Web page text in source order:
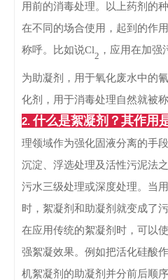
用前的消毒处理。
以上药剂的
在不同的场合使用，起到的作
称呼。比如说Cl
2
，应用在加
为助凝剂，用于氧化废水中的
化剂，用于消毒处理自然就被称
2.什么是絮凝剂？其作用
理领域作为强化固液分离的手
沉淀、浮选处理及活性污泥法
污水三级处理或深度处理。 当
时，絮凝剂和助凝剂就变成了
在应用传统的絮凝剂时，可以
强絮凝效果。例如把活化硅酸
机絮凝剂的助凝剂并分前后顺